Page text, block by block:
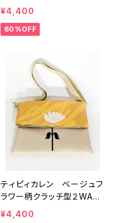
ッグ
¥4,400
60%OFF
ティピィカレン ベージュフ
ラワー柄クラッチ型２WAY
バッグ
¥4,400